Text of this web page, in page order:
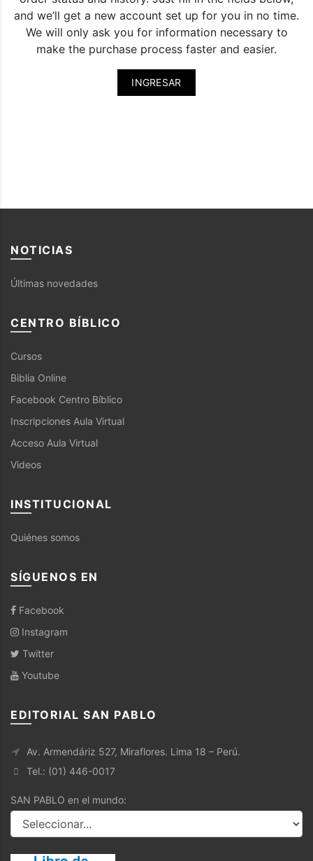
and we’ll get a new account set up for you in no time.
We will only ask you for information necessary to
make the purchase process faster and easier.
INGRESAR
NOTICIAS
Últimas novedades
CENTRO BÍBLICO
Cursos
Biblia Online
Facebook Centro Bíblico
Inscripciones Aula Virtual
Acceso Aula Virtual
Videos
INSTITUCIONAL
Quiénes somos
SÍGUENOS EN
Facebook
Instagram
Twitter
Youtube
EDITORIAL SAN PABLO
Av. Armendáriz 527, Miraflores. Lima 18 – Perú.
Tel.: (01) 446-0017
SAN PABLO en el mundo: